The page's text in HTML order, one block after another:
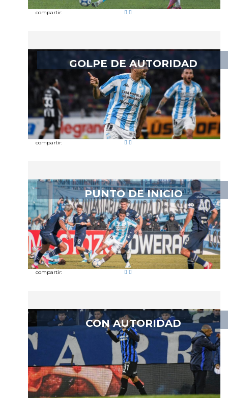
compartir:
GOLPE DE AUTORIDAD
compartir:
PUNTO DE INICIO
compartir:
CON AUTORIDAD